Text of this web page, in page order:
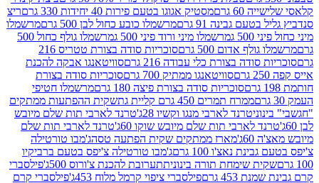
60 גרם
מסטיק אגוגו בטעם פירות 40 יחידות 330 גרם
ריצ
גבינה 91 גרם
מרשמלו כובע כחול לבן 500 גרם
מרשמלו
ג
מרשמלו מיני ורוד פיני 500 ג
מרשמלו גולף כחול 500
אדום 500 גרם
סוכריות סודה בצורת טטריס 216
בצורת כלי עבודה 216 גרם
סוויטאנגו אבקה להכנת
סוויטאנגו ממתיק 700 גרם
סוכריות סודה בצורת
סוכריות סודה בצורת פיצה 180 גרם
מרשמלו חטיפי
ממרח תמרים 450 גרם קליית גת
שקית ההפתעות ממתקים
טרנד לארבי מנגו וקשיו 28ג'
טרנד לארבי תות שלם מיובש
לארבי תות שלם מיובש שוקו 60ג'
טרנד לארבי תות שלם
מארז ממתקים שקית הפתעה טסהג'מבו טורטילה
נאצ'ו 100 גרם
ג'מבו טורטילה צ'יפס בטעם ברביקיו
שימחת תורה בינוניתתערובת להכנת צ'ורוס 500ג'
פילסברי
453 גרם
פילסברי ציפוי קרמל מלוח 453ג'
פילסברי קרם